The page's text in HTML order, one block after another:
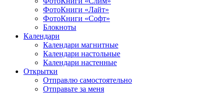
ФотоКниги «Лайт»
ФотоКниги «Софт»
Блокноты
Календари
Календари магнитные
Календари настольные
Календари настенные
Открытки
Отправлю самостоятельно
Отправьте за меня